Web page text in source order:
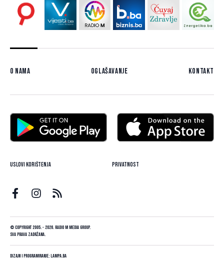
O nama Oglašavanje Kontakt
Uslovi korištenja Privatnost
© Copyright 2005. - 2026. Radio M Media Group.
Sva prava zadržana.
Dizajn i programiranje:Lampa.ba